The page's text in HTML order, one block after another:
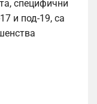
специфични
и под-19, са